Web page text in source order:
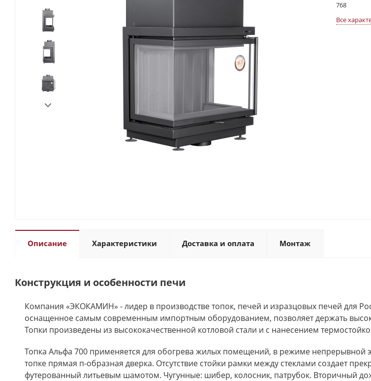
768
Все
Описание Характеристики Доставка и оплата Монтаж
Конструкция и особенности печи
Компания «ЭКОКАМИН» - лидер в производстве топок, печей и изразцовых печей для
оснащенное самым современным импортным оборудованием, позволяет держать
Топки произведены из высококачественной котловой стали и с нанесением
Топка Альфа 700 применяется для обогрева жилых помещений, в режиме непрерывной
топке прямая п-образная дверка. Отсутствие стойки рамки между стеклами создает
футерованный литьевым шамотом. Чугунные: шибер, колосник, патрубок. Вторичный